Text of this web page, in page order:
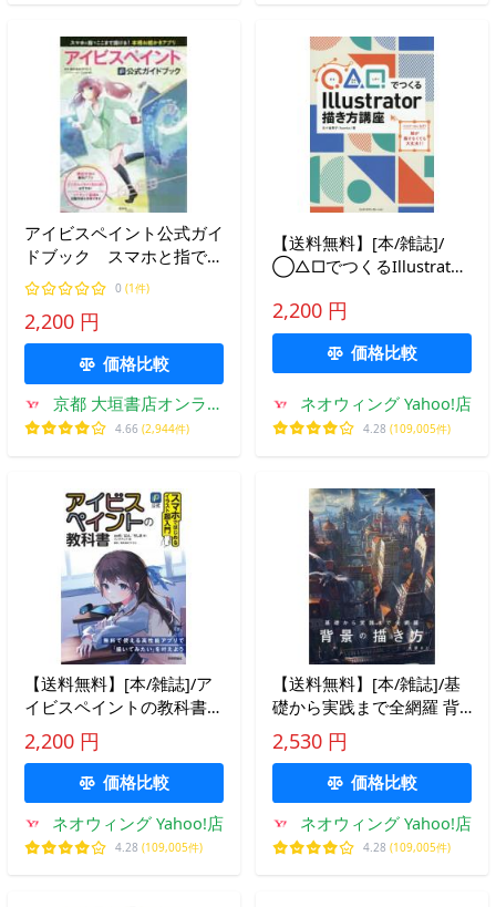
アイビスペイント公式ガイ
ドブック スマホと指でこ
こまで描ける！本格お絵か
きアプリ / アイビス 監修
0 (1件)
2,200 円
価格比較
京都 大垣書店オンライ
ン
4.66 (2,944件)
【送料無料】[本/雑誌]/
◯△□でつくるIllustrator
2,200 円
価格比較
ネオウィング Yahoo!店
4.28 (109,005件)
【送料無料】[本/雑誌]/ア
イビスペイントの教科書
スマホではじめるイラスト
超入門 iP公式/oo6/著 ば
2,200 円
価格比較
ネオウィング Yahoo!店
4.28 (109,005件)
【送料無料】[本/雑誌]/基
礎から実践まで全網羅 背
景の描き方/高原さと/著
2,530 円
価格比較
ネオウィング Yahoo!店
4.28 (109,005件)